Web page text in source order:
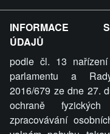
ZVRÁCENÝ.CZ -
INFORMACE
ÚDAJŮ
podle čl. 13 nařízení
parlamentu a
2016/679 ze dne 27.
ochraně
zpracovávání